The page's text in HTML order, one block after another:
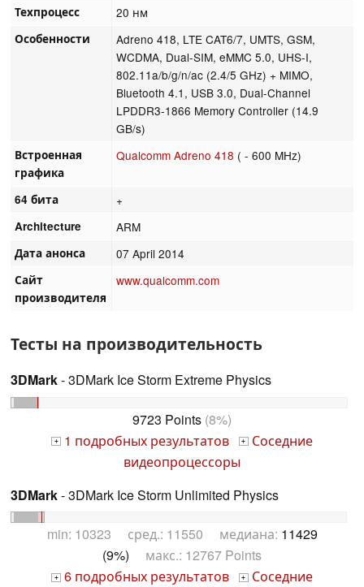
Техпроцесс 20 нм
Особенности
Adreno 418, LTE CAT6/7, UMTS, GSM,
WCDMA, Dual-SIM, eMMC 5.0, UHS-I,
802.11a/b/g/n/ac (2.4/5 GHz) + MIMO,
Bluetooth 4.1, USB 3.0, Dual-Channel
LPDDR3-1866 Memory Controller (14.9
GB/s)
Встроенная
графика
Qualcomm Adreno 418 ( - 600 MHz)
64 бита +
Architecture ARM
Дата анонса 07 April 2014
Сайт
производителя
www.qualcomm.com
Тесты на производительность
3DMark- 3DMark Ice Storm Extreme Physics
9723 Points (8%)
+ 1 подробных результатов + Соседние
видеопроцессоры
3DMark- 3DMark Ice Storm Unlimited Physics
min: 10323 сред.: 11550 медиана: 11429
(9%) макс.: 12767 Points
+ 6 подробных результатов + Соседние